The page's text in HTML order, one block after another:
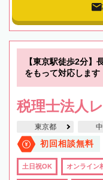
【東京駅徒歩2分】
をもって対応します
税理士法人
東京都
初回相談無料
土日祝OK オンライン